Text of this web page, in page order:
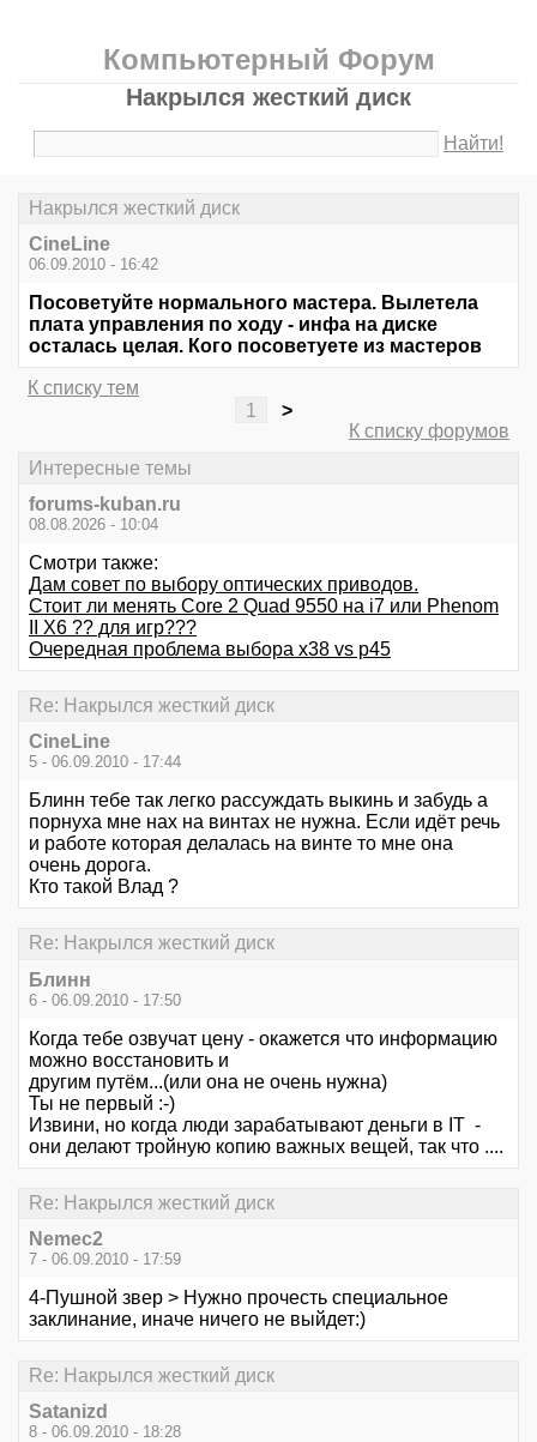
Компьютерный Форум
Накрылся жесткий диск
Найти!
Накрылся жесткий диск
CineLine
06.09.2010 - 16:42
Посоветуйте нормального мастера. Вылетела
плата управления по ходу - инфа на диске
осталась целая. Кого посоветуете из мастеров
К списку тем
1
>
К списку форумов
Интересные темы
forums-kuban.ru
08.08.2026 - 10:04
Смотри также:
Дам совет по выбору оптических приводов.
Стоит ли менять Core 2 Quad 9550 на i7 или Phenom
II X6 ?? для игр???
Очередная проблема выбора х38 vs р45
Re: Накрылся жесткий диск
CineLine
5 - 06.09.2010 - 17:44
Блинн тебе так легко рассуждать выкинь и забудь а
порнуха мне нах на винтах не нужна. Если идёт речь
и работе которая делалась на винте то мне она
очень дорога.
Кто такой Влад ?
Re: Накрылся жесткий диск
Блинн
6 - 06.09.2010 - 17:50
Когда тебе озвучат цену - окажется что информацию
можно восстановить и
другим путём...(или она не очень нужна)
Ты не первый :-)
Извини, но когда люди зарабатывают деньги в IT -
они делают тройную копию важных вещей, так что ....
Re: Накрылся жесткий диск
Nemec2
7 - 06.09.2010 - 17:59
4-Пушной звер > Нужно прочесть специальное
заклинание, иначе ничего не выйдет:)
Re: Накрылся жесткий диск
Satanizd
8 - 06.09.2010 - 18:28